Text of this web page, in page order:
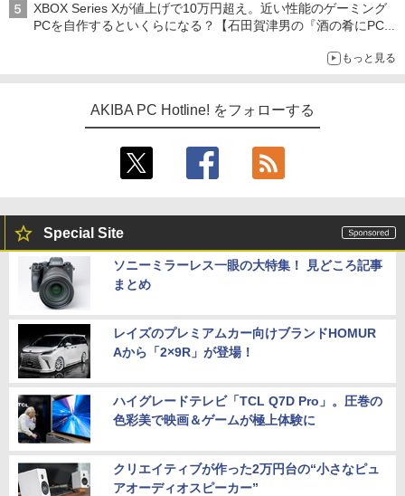
XBOX Series Xが値上げで10万円超え。近い性能のゲーミング
PCを自作するといくらになる？【石田賀津男の『酒の肴にPCゲ
もっと見る
AKIBA PC Hotline! をフォローする
Special Site
ソニーミラーレス一眼の大特集！ 見どころ記事
まとめ
レイズのプレミアムカー向けブランドHOMUR
Aから「2×9R」が登場！
ハイグレードテレビ「TCL Q7D Pro」。圧巻の
色彩美で映画＆ゲームが極上体験に
クリエイティブが作った2万円台の“小さなピュ
アオーディオスピーカー”